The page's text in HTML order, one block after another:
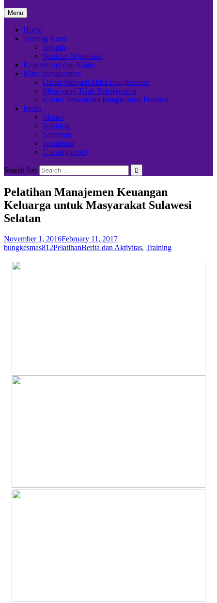
Menu
Home
Tentang Kami
Sejarah
Struktur Organisasi
Kepesertaan dan Klaim
Mitra Bungkesmas
Daftar Menjadi Mitra Bungkesmas
Mitra yang Telah Bekerjasama
Kantor Perwakilan Bungkesmas Provinsi
Berita
Monev
Pelatihan
Santunan
Sosialisasi
Uncategorized
Search for:
Pelatihan Manajemen Keuangan
Keluarga untuk Masyarakat Sulawesi
Selatan
November 1, 2016February 11, 2017
bungkesmas812PelatihanBerita dan Aktivitas, Training